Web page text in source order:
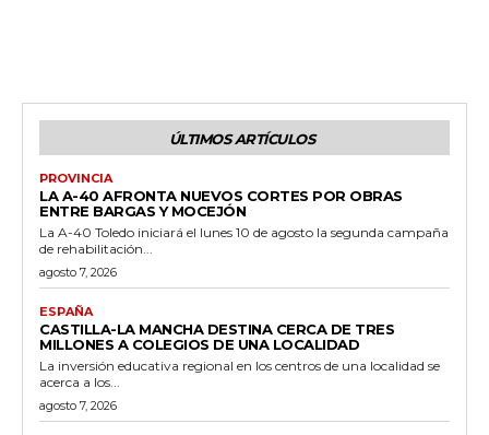
ÚLTIMOS ARTÍCULOS
PROVINCIA
LA A-40 AFRONTA NUEVOS CORTES POR OBRAS
ENTRE BARGAS Y MOCEJÓN
La A-40 Toledo iniciará el lunes 10 de agosto la segunda campaña
de rehabilitación...
agosto 7, 2026
ESPAÑA
CASTILLA-LA MANCHA DESTINA CERCA DE TRES
MILLONES A COLEGIOS DE UNA LOCALIDAD
La inversión educativa regional en los centros de una localidad se
acerca a los...
agosto 7, 2026